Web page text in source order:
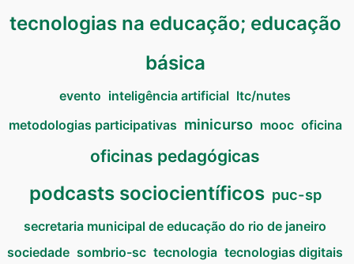
tecnologias na educação; educação
básica
evento inteligência artificial ltc/nutes
metodologias participativas minicurso mooc oficina
oficinas pedagógicas
podcasts sociocientíficos puc-sp
secretaria municipal de educação do rio de janeiro
sociedade sombrio-sc tecnologia tecnologias digitais